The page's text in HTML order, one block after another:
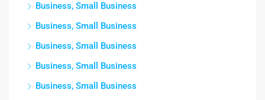
Business, Small Business
Business, Small Business
Business, Small Business
Business, Small Business
Business, Small Business